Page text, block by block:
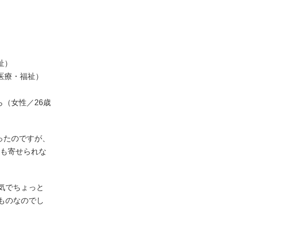
・福祉）
（女性／26歳
のですが、
寄せられな
でちょっと
のなのでし